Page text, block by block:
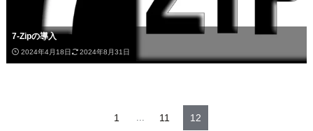
7-Zipの導入
2024年4月18日 2024年8月31日
1 11 12